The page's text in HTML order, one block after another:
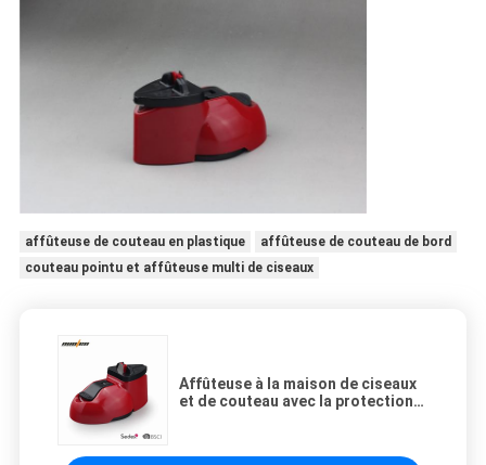
affûteuse de couteau en plastique
affûteuse de couteau de bord
couteau pointu et affûteuse multi de ciseaux
Affûteuse à la maison de ciseaux
et de couteau avec la protection